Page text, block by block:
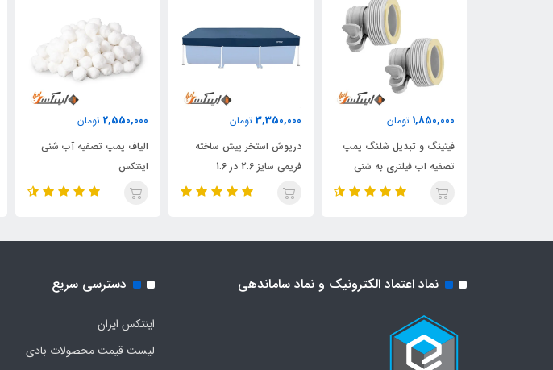
1,850,000 تومان
فیتینگ و تبدیل شلنگ پمپ
تصفیه اب فیلتری به شنی
استخر
3,350,000 تومان
درپوش استخر پیش ساخته
فریمی سایز 2.6 در 1.6
2,550,000 تومان
الیاف پمپ تصفیه آب شنی
اینتکس
نماد اعتماد الکترونیک و نماد ساماندهی دسترسی سریع
اینتکس ایران
لیست قیمت محصولات بادی